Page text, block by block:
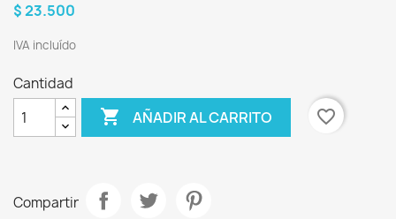
$ 23.500
IVA incluído
Cantidad
 AÑADIR AL CARRITO favorite_border
Compartir